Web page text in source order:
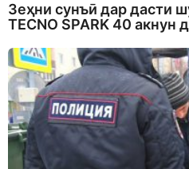
Зеҳни сунъӣ дар дасти
TECNO SPARK 40 акнун